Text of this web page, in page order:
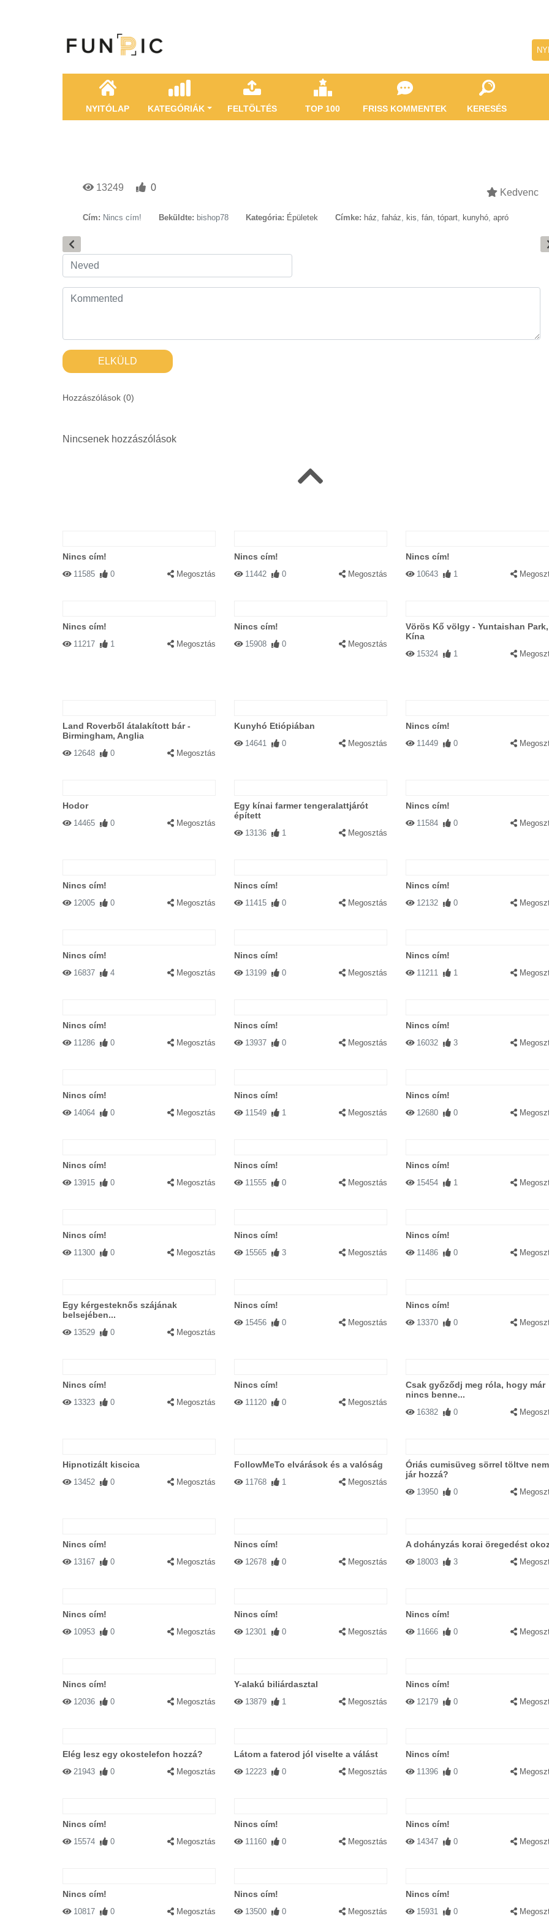
NYITÓLAP KATEGÓRIÁK FELTÖLTÉS TOP 100 FRISS KOMMENTEK KERESÉS
13249 0 Kedvenc
Cím: Nincs cím! Beküldte: bishop78 Kategória: Épületek Címke: ház, faház, kis, fán, tópart, kunyhó, apró
ELKÜLD
Hozzászólások (0)
Nincsenek hozzászólások
Nincs cím!
11585 0 Megosztás
Nincs cím!
11442 0 Megosztás
Nincs cím!
10643 1
Nincs cím!
11217 1 Megosztás
Nincs cím!
15908 0 Megosztás
Vörös Kő völgy - Yuntaishan Park,
Kína
15324 1
Land Roverből átalakított bár -
Birmingham, Anglia
12648 0 Megosztás
Kunyhó Etiópiában
14641 0 Megosztás
Nincs cím!
11449 0
Hodor
14465 0 Megosztás
Egy kínai farmer tengeralattjárót
épített
13136 1 Megosztás
Nincs cím!
11584 0
Nincs cím!
12005 0 Megosztás
Nincs cím!
11415 0 Megosztás
Nincs cím!
12132 0
Nincs cím!
16837 4 Megosztás
Nincs cím!
13199 0 Megosztás
Nincs cím!
11211 1
Nincs cím!
11286 0 Megosztás
Nincs cím!
13937 0 Megosztás
Nincs cím!
16032 3
Nincs cím!
14064 0 Megosztás
Nincs cím!
11549 1 Megosztás
Nincs cím!
12680 0
Nincs cím!
13915 0 Megosztás
Nincs cím!
11555 0 Megosztás
Nincs cím!
15454 1
Nincs cím!
11300 0 Megosztás
Nincs cím!
15565 3 Megosztás
Nincs cím!
11486 0
Egy kérgesteknős szájának
belsejében...
13529 0 Megosztás
Nincs cím!
15456 0 Megosztás
Nincs cím!
13370 0
Nincs cím!
13323 0 Megosztás
Nincs cím!
11120 0 Megosztás
Csak győződj meg róla, hogy már
nincs benne...
16382 0
Hipnotizált kiscica
13452 0 Megosztás
FollowMeTo elvárások és a valóság
11768 1 Megosztás
Óriás cumisüveg sörrel töltve nem
jár hozzá?
13950 0
Nincs cím!
13167 0 Megosztás
Nincs cím!
12678 0 Megosztás
A dohányzás korai öregedést
18003 3
Nincs cím!
10953 0 Megosztás
Nincs cím!
12301 0 Megosztás
Nincs cím!
11666 0
Nincs cím!
12036 0 Megosztás
Y-alakú biliárdasztal
13879 1 Megosztás
Nincs cím!
12179 0
Elég lesz egy okostelefon hozzá?
21943 0 Megosztás
Látom a faterod jól viselte a válást
12223 0 Megosztás
Nincs cím!
11396 0
Nincs cím!
15574 0 Megosztás
Nincs cím!
11160 0 Megosztás
Nincs cím!
14347 0
Nincs cím!
10817 0 Megosztás
Nincs cím!
13500 0 Megosztás
Nincs cím!
15931 0